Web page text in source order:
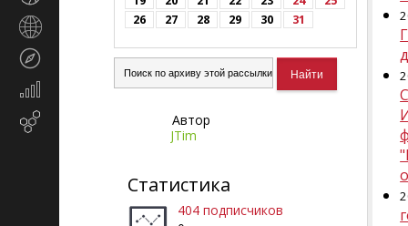
регионы
Экономика
26
27 28 29 30 31
Автор
JTim
Статистика
404 подписчиков